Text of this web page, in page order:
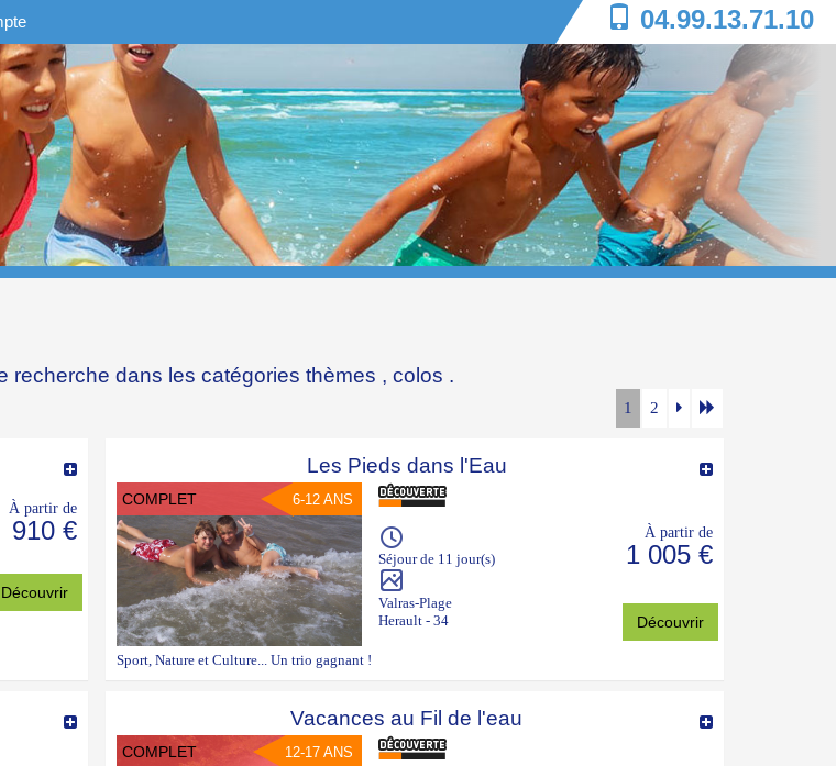
04.99.13.71.10
recherche dans les catégories thèmes , colos .
1 2
À partir de
910 €
Découvrir
Les Pieds dans l'Eau
COMPLET 6-12 ANS
Séjour de 11 jour(s)
Valras-Plage
Herault - 34
À partir de
1 005 €
Découvrir
Sport, Nature et Culture... Un trio gagnant !
Vacances au Fil de l'eau
COMPLET 12-17 ANS